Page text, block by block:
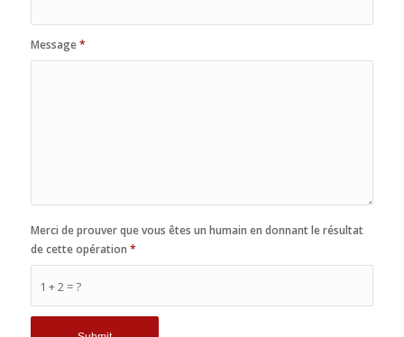
Message*
1 + 2 = ?
Merci de prouver que vous êtes un humain en donnant le résultat
de cette opération *